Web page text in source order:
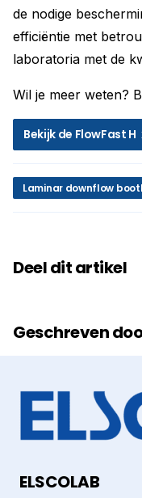
de nodige
efficiëntie met
laboratoria met de
Wil je meer weten?
Bekijk de FlowFast H
Laminar downflow
Deel dit artikel
Geschreven
ELSCOLAB